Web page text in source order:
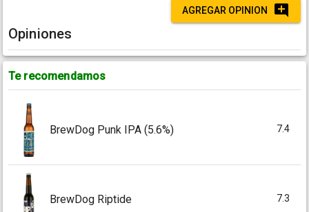
AGREGAR OPINION
Opiniones
Te recomendamos
BrewDog Punk IPA (5.6%) 7.4
BrewDog Riptide 7.3